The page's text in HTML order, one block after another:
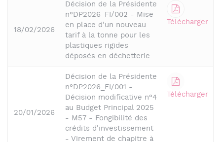
18/02/2026
Décision de la Présidente
n°DP2026_FI/002 - Mise
en place d'un nouveau
tarif à la tonne pour les
plastiques rigides
déposés en déchetterie
Télécharger
20/01/2026
Décision de la Présidente
n°DP2026_FI/001 -
Décision modificative n°4
au Budget Principal 2025
- M57 - Fongibilité des
crédits d'investissement
- Virement de chapitre à
Télécharger